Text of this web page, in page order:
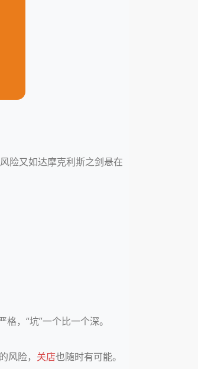
险又如达摩克利斯之剑悬在
，“坑”一个比一个深。
风险， 关店也随时有可能。